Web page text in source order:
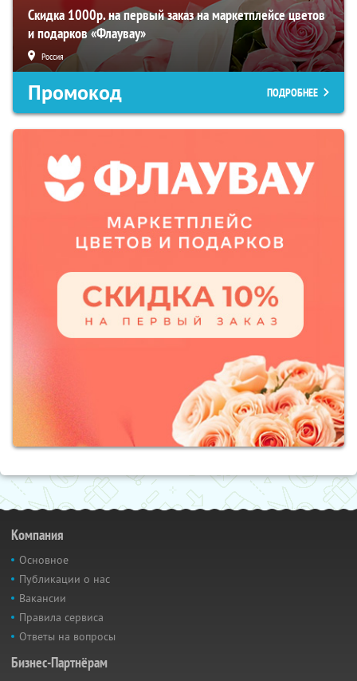
Скидка 1000р. на первый заказ на маркетплейсе цветов
и подарков «Флаувау»
Россия
Промокод ПОДРОБНЕЕ
Компания
Основное
Публикации о нас
Вакансии
Правила сервиса
Ответы на вопросы
Бизнес-Партнёрам